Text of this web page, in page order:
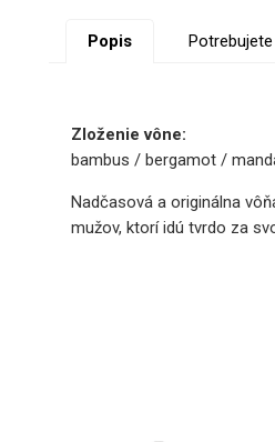
Popis
Zloženie vône:
bambus / bergamot /
Nadčasová a originálna
mužov, ktorí idú tvrdo za